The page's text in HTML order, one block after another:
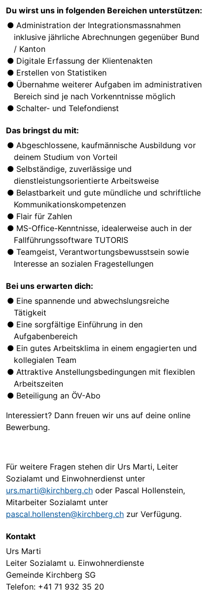
Du wirst uns in folgenden Bereichen unterstützen:
Administration der Integrationsmassnahmen
inklusive jährliche Abrechnungen gegenüber Bund
/ Kanton
Digitale Erfassung der Klientenakten
Erstellen von Statistiken
Übernahme weiterer Aufgaben im administrativen
Bereich sind je nach Vorkenntnisse möglich
Schalter- und Telefondienst
Das bringst du mit:
Abgeschlossene, kaufmännische Ausbildung vor
deinem Studium von Vorteil
Selbständige, zuverlässige und
dienstleistungsorientierte Arbeitsweise
Belastbarkeit und gute mündliche und schriftliche
Kommunikationskompetenzen
Flair für Zahlen
MS-Office-Kenntnisse, idealerweise auch in der
Fallführungssoftware TUTORIS
Teamgeist, Verantwortungsbewusstsein sowie
Interesse an sozialen Fragestellungen
Bei uns erwarten dich:
Eine spannende und abwechslungsreiche
Tätigkeit
Eine sorgfältige Einführung in den
Aufgabenbereich
Ein gutes Arbeitsklima in einem engagierten und
kollegialen Team
Attraktive Anstellungsbedingungen mit flexiblen
Arbeitszeiten
Beteiligung an ÖV-Abo
Interessiert? Dann freuen wir uns auf deine online
Bewerbung.
Für weitere Fragen stehen dir Urs Marti, Leiter
Sozialamt und Einwohnerdienst unter
urs.marti@kirchberg.ch oder Pascal Hollenstein,
Mitarbeiter Sozialamt unter
pascal.hollensten@kirchberg.ch zur Verfügung.
Kontakt
Urs Marti
Leiter Sozialamt u. Einwohnerdienste
Gemeinde Kirchberg SG
Telefon: +41 71 932 35 20